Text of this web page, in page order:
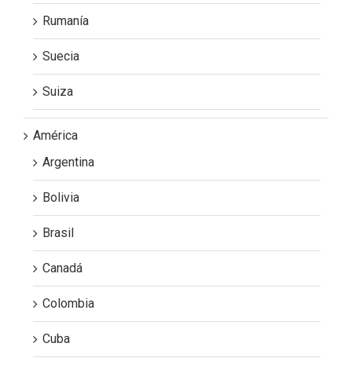
Rumanía
Suecia
Suiza
América
Argentina
Bolivia
Brasil
Canadá
Colombia
Cuba